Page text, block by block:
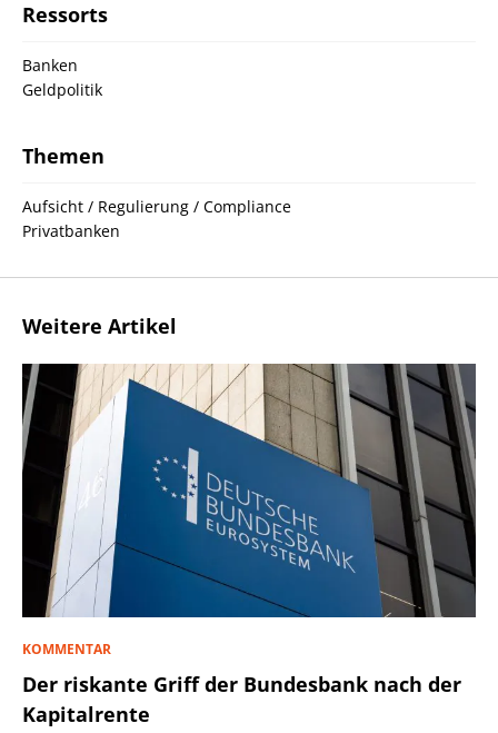
Ressorts
Banken
Geldpolitik
Themen
Aufsicht / Regulierung / Compliance
Privatbanken
Weitere Artikel
KOMMENTAR
Der riskante Griff der Bundesbank nach der
Kapitalrente